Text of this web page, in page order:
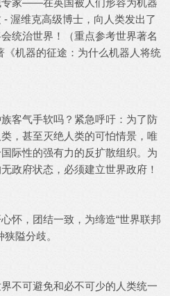
专家——在英国被人们形容为机器
渥维克高级博士，向人类发出了
统治世界！（重点参考世界著名
《机器的征途：为什么机器人将统
客气手软吗？紧急呼吁：为了防
，甚至灭绝人类的可怕情景，唯
际性的强有力的反扩散组织。为
政府状态，必须建立世界政府！
怀，团结一致，为缔造“世界联邦
隘分歧。
不可避免和必不可少的人类统一